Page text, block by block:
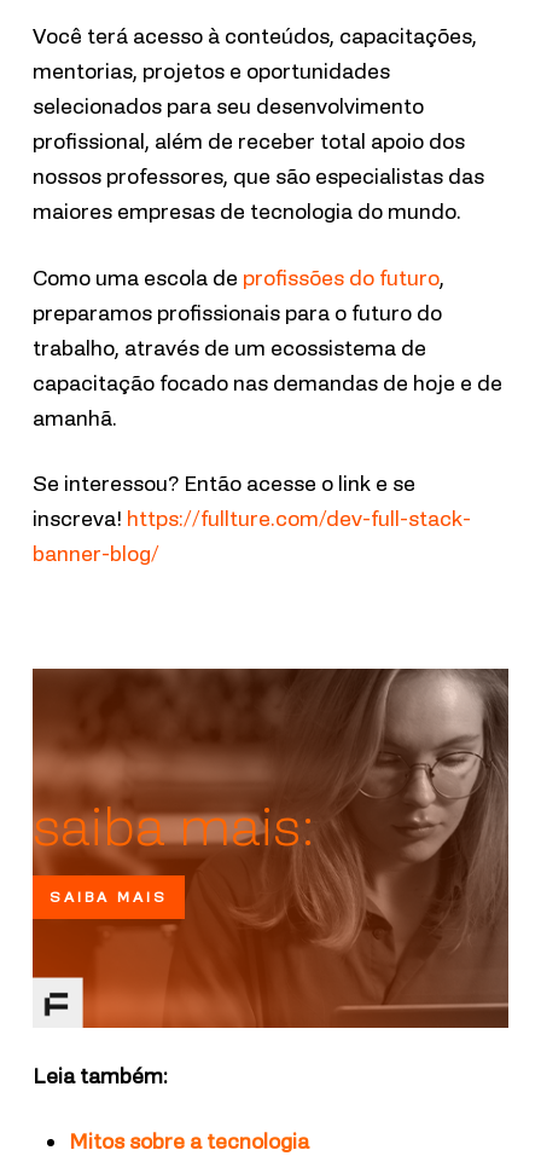
Você terá acesso à conteúdos, capacitações,
mentorias, projetos e oportunidades
selecionados para seu desenvolvimento
profissional, além de receber total apoio dos
nossos professores, que são especialistas das
maiores empresas de tecnologia do mundo.
Como uma escola de profissões do futuro,
preparamos profissionais para o futuro do
trabalho, através de um ecossistema de
capacitação focado nas demandas de hoje e de
amanhã.
Se interessou? Então acesse o link e se
inscreva! https://fullture.com/dev-full-stack-
banner-blog/
saiba mais:
SAIBA MAIS
Leia também:
Mitos sobre a tecnologia